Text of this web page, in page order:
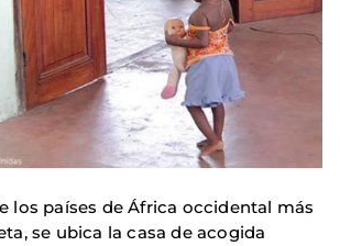
los países de África occidental más
se ubica la casa de acogida